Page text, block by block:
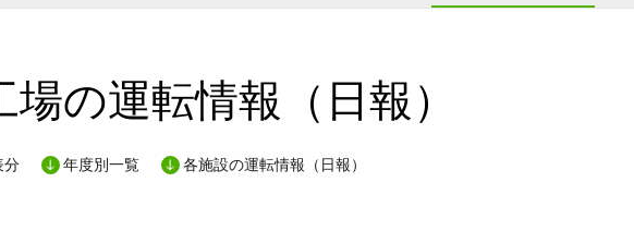
場の運転情報（日報）
分 年度別一覧 各施設の運転情報（日報）